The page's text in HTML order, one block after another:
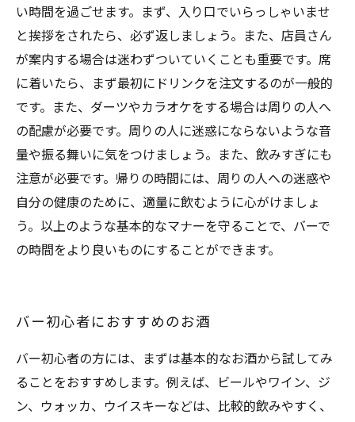
い時間を過ごせます。まず、入り口でいらっしゃいませ
と挨拶をされたら、必ず返しましょう。また、店員さん
が案内する場合は迷わずついていくことも重要です。席
に着いたら、まず最初にドリンクを注文するのが一般的
です。また、ダーツやカラオケをする場合は周りの人へ
の配慮が必要です。周りの人に迷惑にならないような音
量や振る舞いに気をつけましょう。また、飲みすぎにも
注意が必要です。帰りの時間には、周りの人への迷惑や
自分の健康のために、適量に飲むように心がけましょ
う。以上のような基本的なマナーを守ることで、バーで
の時間をより良いものにすることができます。
バー初心者におすすめのお酒
バー初心者の方には、まずは基本的なお酒から試してみ
ることをおすすめします。例えば、ビールやワイン、ジ
ン、ウォッカ、ウイスキーなどは、比較的飲みやすく、